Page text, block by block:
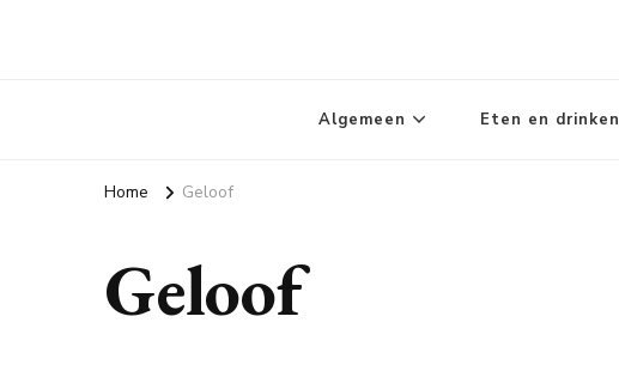
Algemeen Eten en drinken
Home Geloof
Geloof